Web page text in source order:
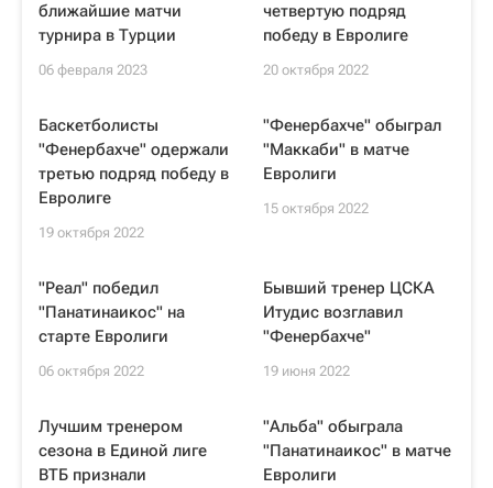
ближайшие матчи
турнира в Турции
06 февраля 2023
четвертую подряд
победу в Евролиге
20 октября 2022
Баскетболисты
"Фенербахче" одержали
третью подряд победу в
Евролиге
19 октября 2022
"Фенербахче" обыграл
"Маккаби" в матче
Евролиги
15 октября 2022
"Реал" победил
"Панатинаикос" на
старте Евролиги
06 октября 2022
Бывший тренер ЦСКА
Итудис возглавил
"Фенербахче"
19 июня 2022
Лучшим тренером
сезона в Единой лиге
ВТБ признали
"Альба" обыграла
"Панатинаикос" в матче
Евролиги